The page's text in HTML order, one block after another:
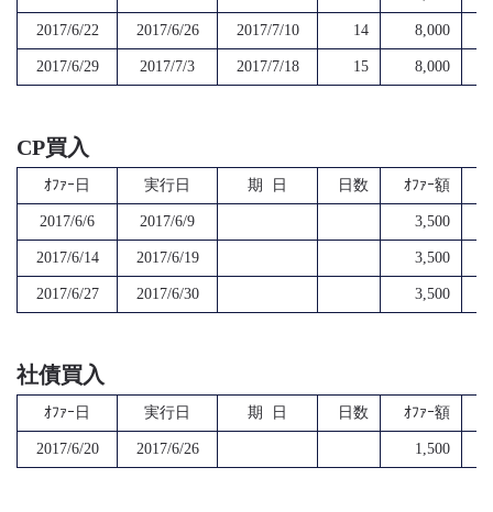
2017/6/22 2017/6/26 2017/7/10 14 8,000
2017/6/29 2017/7/3 2017/7/18 15 8,000
CP買入
ｵﾌｧｰ日 実行日 期 日 日数 ｵﾌｧｰ額
2017/6/6 2017/6/9 3,500
2017/6/14 2017/6/19 3,500
2017/6/27 2017/6/30 3,500
社債買入
ｵﾌｧｰ日 実行日 期 日 日数 ｵﾌｧｰ額
2017/6/20 2017/6/26 1,500